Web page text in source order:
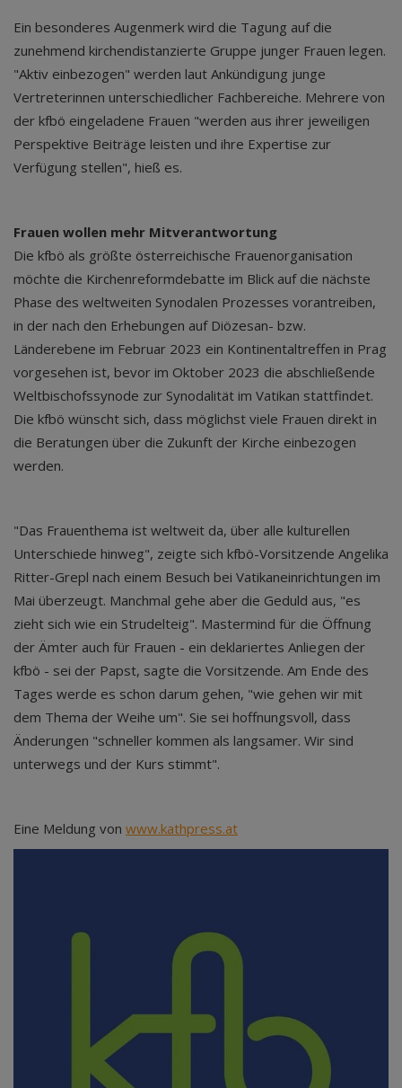
Ein besonderes Augenmerk wird die Tagung auf die
zunehmend kirchendistanzierte Gruppe junger Frauen legen.
"Aktiv einbezogen" werden laut Ankündigung junge
Vertreterinnen unterschiedlicher Fachbereiche. Mehrere von
der kfbö eingeladene Frauen "werden aus ihrer jeweiligen
Perspektive Beiträge leisten und ihre Expertise zur
Verfügung stellen", hieß es.
Frauen wollen mehr Mitverantwortung
Die kfbö als größte österreichische Frauenorganisation
möchte die Kirchenreformdebatte im Blick auf die nächste
Phase des weltweiten Synodalen Prozesses vorantreiben,
in der nach den Erhebungen auf Diözesan- bzw.
Länderebene im Februar 2023 ein Kontinentaltreffen in Prag
vorgesehen ist, bevor im Oktober 2023 die abschließende
Weltbischofssynode zur Synodalität im Vatikan stattfindet.
Die kfbö wünscht sich, dass möglichst viele Frauen direkt in
die Beratungen über die Zukunft der Kirche einbezogen
werden.
"Das Frauenthema ist weltweit da, über alle kulturellen
Unterschiede hinweg", zeigte sich kfbö-Vorsitzende Angelika
Ritter-Grepl nach einem Besuch bei Vatikaneinrichtungen im
Mai überzeugt. Manchmal gehe aber die Geduld aus, "es
zieht sich wie ein Strudelteig". Mastermind für die Öffnung
der Ämter auch für Frauen - ein deklariertes Anliegen der
kfbö - sei der Papst, sagte die Vorsitzende. Am Ende des
Tages werde es schon darum gehen, "wie gehen wir mit
dem Thema der Weihe um". Sie sei hoffnungsvoll, dass
Änderungen "schneller kommen als langsamer. Wir sind
unterwegs und der Kurs stimmt".
Eine Meldung von www.kathpress.at